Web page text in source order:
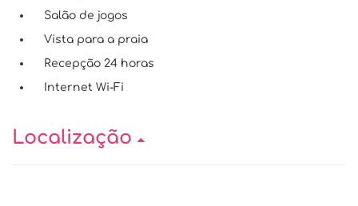
Salão de jogos
Vista para a praia
Recepção 24 horas
Internet Wi-Fi
Localização